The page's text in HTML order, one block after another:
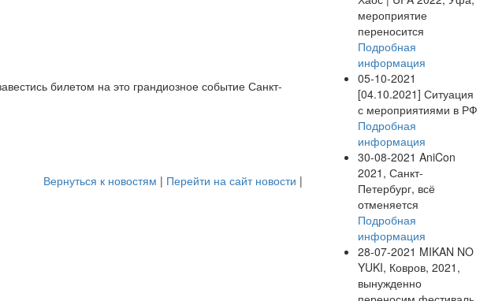
билетом на это грандиозное событие Санкт-
Вернуться к новостям | Перейти на сайт новости |
мероприятие
переносится
Подробная
информация
05-10-2021
[04.10.2021] Ситуация
с мероприятиями в РФ
Подробная
информация
30-08-2021 AniCon
2021, Санкт-
Петербург, всё
отменяется
Подробная
информация
28-07-2021 MIKAN NO
YUKI, Ковров, 2021,
вынужденно